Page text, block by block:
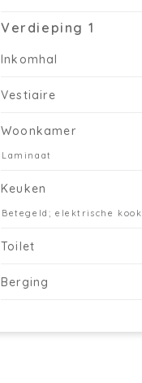
Verdieping 1
Inkomhal
Vestiaire
Woonkamer
Laminaat
Keuken
Betegeld; elektrische
Toilet
Berging